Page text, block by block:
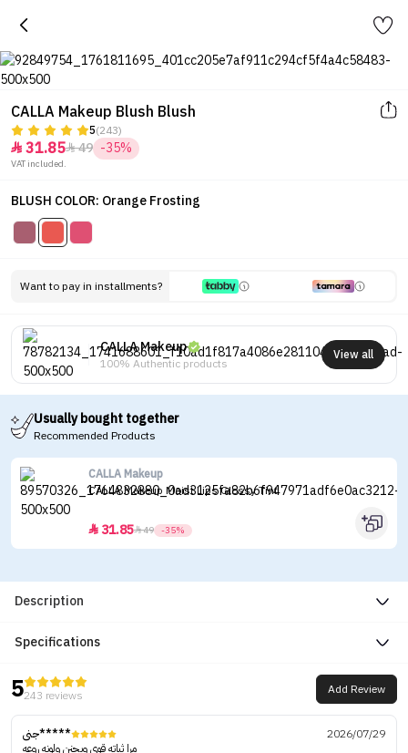
CALLA Makeup Blush Blush
5(243)
 31.8549 -35%
VAT included.
BLUSH COLOR: Orange Frosting
Want to pay in installments?
CALLA Makeup
100% Authentic products
View all
Usually bought together
Recommended Products
CALLA Makeup
CALLA Makeup Moist Lips Glossy Tint
 31.8549 -35%
Description
Specifications
5243 reviews Add Review
جنى*****
2026/07/29
مرا ثباته قوي ويجنن ولونه روعه